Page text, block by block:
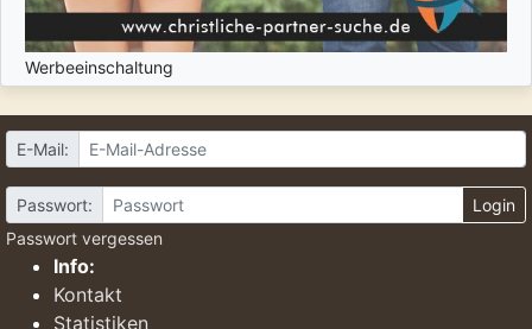
Werbeeinschaltung
E-Mail:
Passwort:
Login
Passwort vergessen
Info:
Kontakt
Statistiken